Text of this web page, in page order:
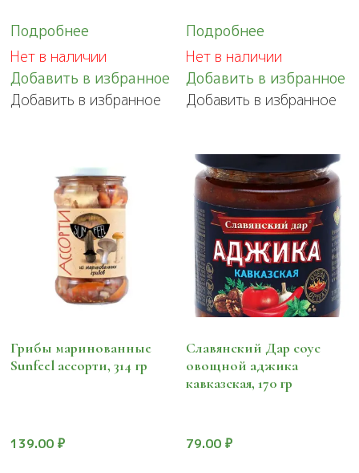
Подробнее
Нет в наличии
Добавить в избранное
Добавить в избранное
Подробнее
Нет в наличии
Добавить в избранное
Добавить в избранное
Грибы маринованные
Sunfeel ассорти, 314 гр
139.00 ₽
Славянский Дар соус
овощной аджика
кавказская, 170 гр
79.00₽